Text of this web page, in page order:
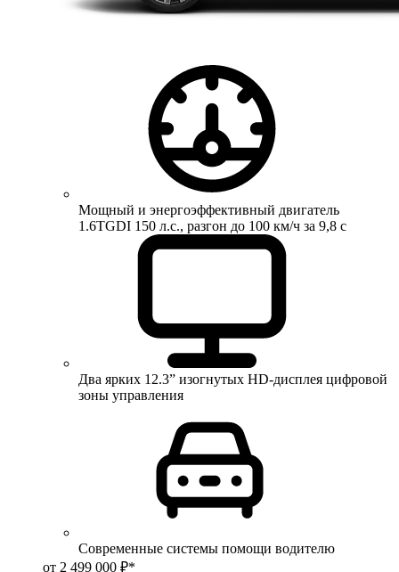
Мощный и энергоэффективный двигатель
1.6TGDI 150 л.с., разгон до 100 км/ч за 9,8 с
Два ярких 12.3” изогнутых HD-дисплея цифровой
зоны управления
Современные системы помощи водителю
от 2 499 000 ₽*